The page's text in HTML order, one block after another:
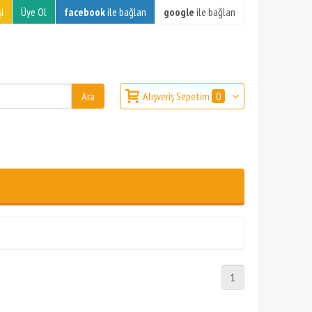
Üye Ol facebookile bağlan google ile bağlan
Alışveriş Sepetim 0
1